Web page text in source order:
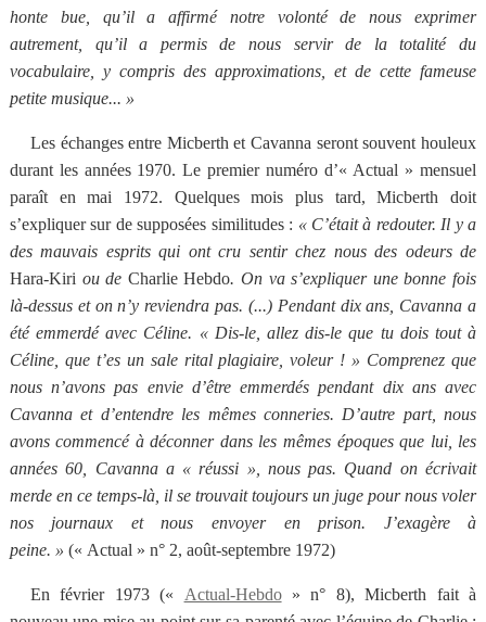
honte bue, qu’il a affirmé notre volonté de nous exprimer
autrement, qu’il a permis de nous servir de la totalité du
vocabulaire, y compris des approximations, et de cette fameuse
petite musique... »
Les échanges entre Micberth et Cavanna seront souvent houleux
durant les années 1970. Le premier numéro d’« Actual » mensuel
paraît en mai 1972. Quelques mois plus tard, Micberth doit
s’expliquer sur de supposées similitudes : « C’était à redouter. Il y a
des mauvais esprits qui ont cru sentir chez nous des odeurs de
Hara-Kiri ou de Charlie Hebdo. On va s’expliquer une bonne fois
là-dessus et on n’y reviendra pas. (...) Pendant dix ans, Cavanna a
été emmerdé avec Céline. « Dis-le, allez dis-le que tu dois tout à
Céline, que t’es un sale rital plagiaire, voleur ! » Comprenez que
nous n’avons pas envie d’être emmerdés pendant dix ans avec
Cavanna et d’entendre les mêmes conneries. D’autre part, nous
avons commencé à déconner dans les mêmes époques que lui, les
années 60, Cavanna a « réussi », nous pas. Quand on écrivait
merde en ce temps-là, il se trouvait toujours un juge pour nous voler
nos journaux et nous envoyer en prison. J’exagère à
peine. » (« Actual » n° 2, août-septembre 1972)
En février 1973 (« Actual-Hebdo» n° 8), Micberth fait à